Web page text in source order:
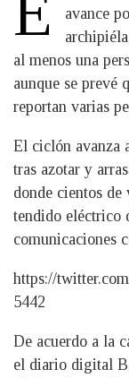
avance
al menos una
aunque se prevé
reportan varias
El ciclón avanza
tras azotar y
donde cientos
tendido eléctrico
comunicaciones
https://
5442
De acuerdo a la
el diario digital